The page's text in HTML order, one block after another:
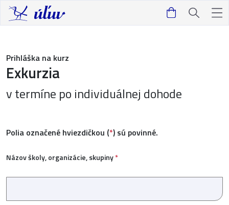
Prihláška na kurz
Exkurzia
v termíne po individuálnej dohode
Polia označené hviezdičkou (*) sú povinné.
Názov školy, organizácie, skupiny*